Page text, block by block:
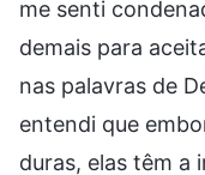
me senti
demais para
nas palavras de
entendi que
duras, elas têm a